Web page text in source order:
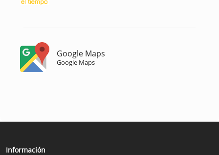
Google Maps
Google Maps
Información